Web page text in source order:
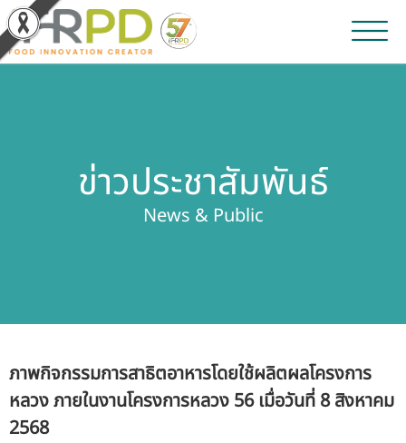
ผลิตภัณฑ์และจำหน่าย
เกี่ยวกับสถาบัน
บุคลากรสถาบัน
รับข้อร้องเรียนและข้อเสนอแนะ
ข่าวประชาสัมพันธ์
News & Public
ภาพกิจกรรมการสาธิตอาหารโดยใช้ผลิตผลโครงการ
หลวง ภายในงานโครงการหลวง 56 เมื่อวันที่ 8 สิงหาคม
2568